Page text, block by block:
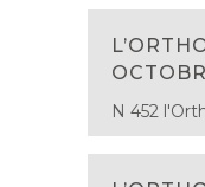
N 452